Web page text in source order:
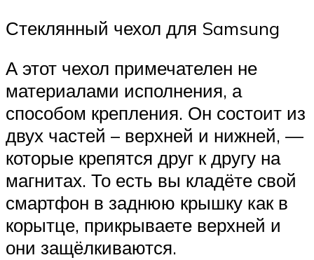
Стеклянный чехол для Samsung
А этот чехол примечателен не
материалами исполнения, а
способом крепления. Он состоит из
двух частей – верхней и нижней, —
которые крепятся друг к другу на
магнитах. То есть вы кладёте свой
смартфон в заднюю крышку как в
корытце, прикрываете верхней и
они защёлкиваются.